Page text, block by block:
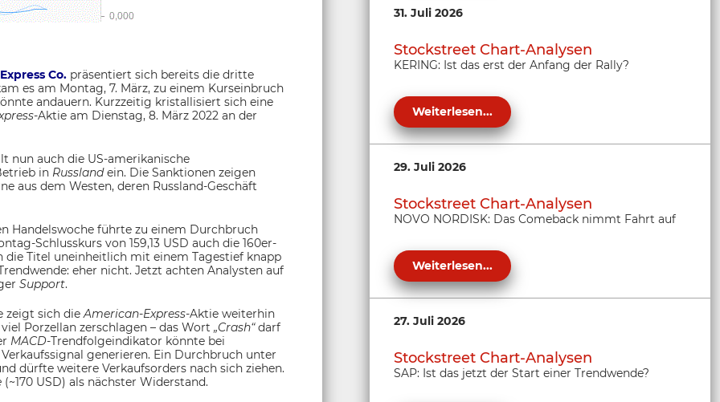
Co. präsentiert sich bereits die dritte
es am Montag, 7. März, zu einem Kurseinbruch
andauern. Kurzzeitig kristallisiert sich eine
-Aktie am Dienstag, 8. März 2022 an der
nun auch die US-amerikanische
in Russlandein. Die Sanktionen zeigen
aus dem Westen, deren Russland-Geschäft
Handelswoche führte zu einem Durchbruch
Schlusskurs von 159,13 USD auch die 160er-
Titel uneinheitlich mit einem Tagestief knapp
eher nicht. Jetzt achten Analysten auf
Support.
zeigt sich dieAmerican-Express-Aktie weiterhin
Porzellan zerschlagen – das Wort „Crash“darf
MACD-Trendfolgeindikator könnte bei
generieren. Ein Durchbruch unter
dürfte weitere Verkaufsorders nach sich ziehen.
(~170 USD) als nächster Widerstand.
31. Juli 2026
Stockstreet Chart-Analysen
KERING: Ist das erst der Anfang der Rally?
Weiterlesen...
29. Juli 2026
Stockstreet Chart-Analysen
NOVO NORDISK: Das Comeback nimmt Fahrt auf
Weiterlesen...
27. Juli 2026
Stockstreet Chart-Analysen
SAP: Ist das jetzt der Start einer Trendwende?